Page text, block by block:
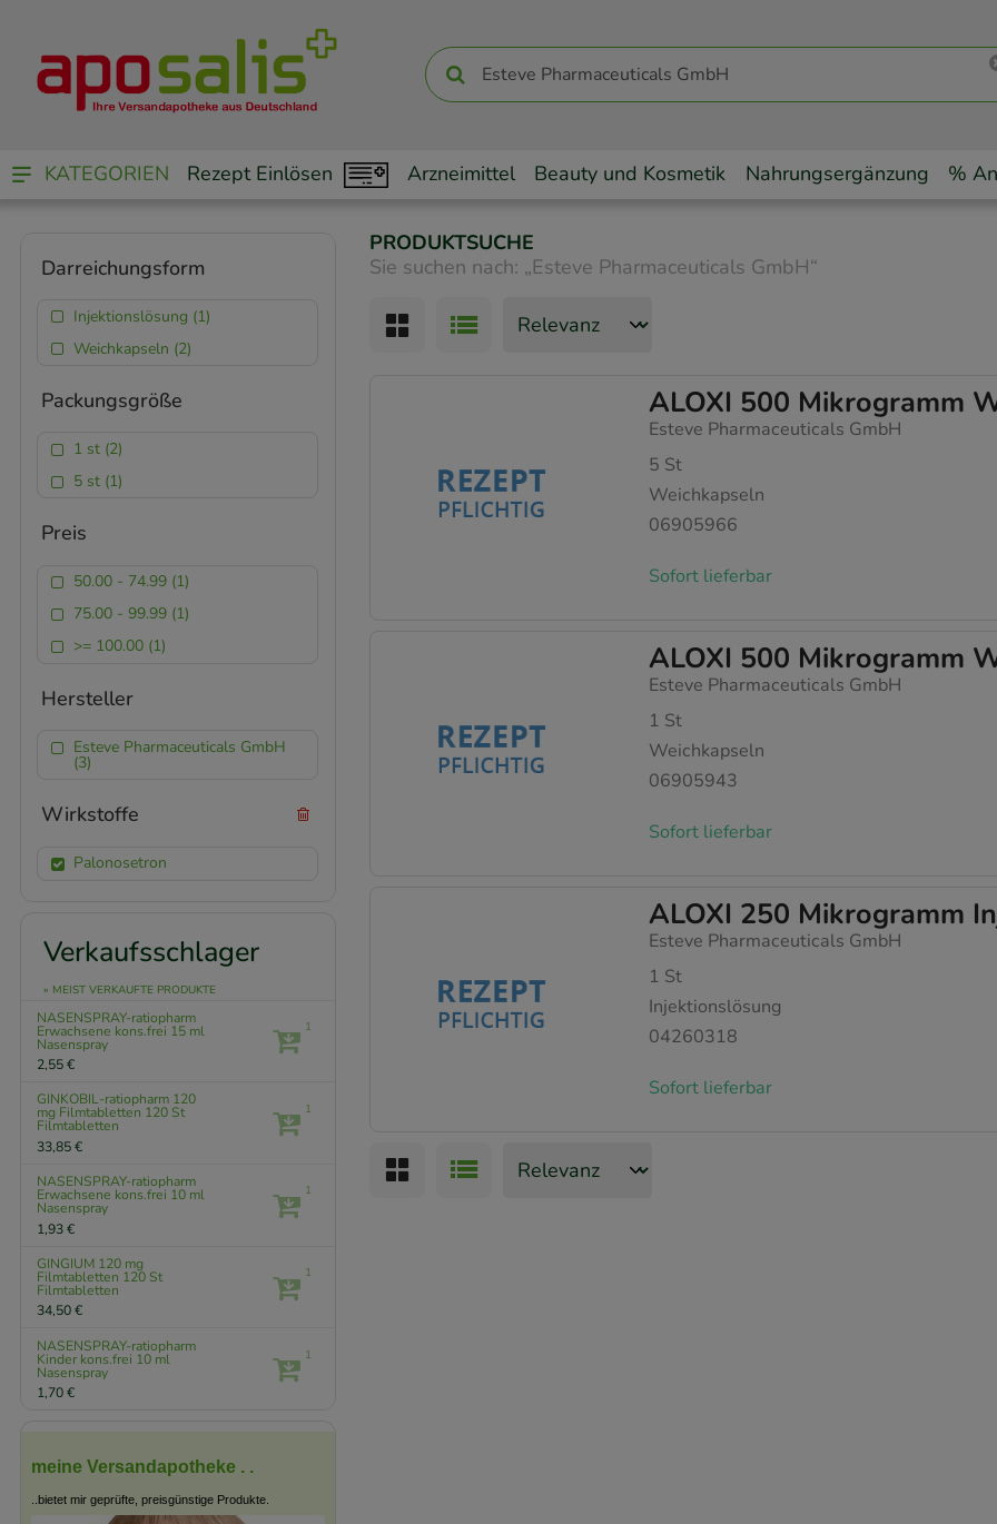
KATEGORIEN Rezept Einlösen Arzneimittel Beauty und Kosmetik Nahrungsergänzung %
PRODUKTSUCHE
Sie suchen nach: „Esteve Pharmaceuticals GmbH“
ALOXI 500 Mikrogramm
Esteve Pharmaceuticals GmbH
5 St
Weichkapseln
06905966
Sofort lieferbar
ALOXI 500 Mikrogramm
Esteve Pharmaceuticals GmbH
1 St
Weichkapseln
06905943
Sofort lieferbar
ALOXI 250 Mikrogramm
Esteve Pharmaceuticals GmbH
1 St
Injektionslösung
04260318
Sofort lieferbar
Darreichungsform
Injektionslösung (1)
Weichkapseln (2)
Packungsgröße
1 st (2)
5 st (1)
Preis
50.00 - 74.99 (1)
75.00 - 99.99 (1)
>= 100.00 (1)
Hersteller
Esteve Pharmaceuticals GmbH
(3)
Wirkstoffe
Palonosetron
Verkaufsschlager
» MEIST VERKAUFTE PRODUKTE
NASENSPRAY-ratiopharm
Erwachsene kons.frei 15 ml
Nasenspray
2,55 €
1
GINKOBIL-ratiopharm 120
mg Filmtabletten 120 St
Filmtabletten
33,85 €
1
NASENSPRAY-ratiopharm
Erwachsene kons.frei 10 ml
Nasenspray
1,93 €
1
GINGIUM 120 mg
Filmtabletten 120 St
Filmtabletten
34,50 €
1
NASENSPRAY-ratiopharm
Kinder kons.frei 10 ml
Nasenspray
1,70 €
1
meine Versandapotheke . .
..bietet mir geprüfte, preisgünstige Produkte.